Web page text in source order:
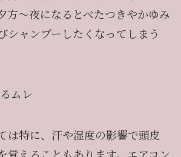
方〜夜になるとべたつきやかゆみ
シャンプーしたくなってしまう
ムレ
は特に、汗や湿度の影響で頭皮